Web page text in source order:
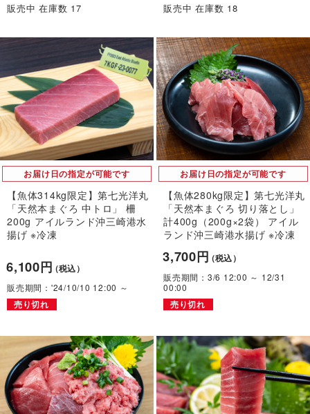
販売中 在庫数 17 販売中 在庫数 18
お届け日の指定が可能です
【魚体314kg限定】第七光洋丸
「天然本まぐろ 中トロ」 柵
200g アイルランド沖三崎港水
揚げ ※冷凍
6,100円（税込）
販売期間：'24/10/10 12:00 ～
売り切れ
お届け日の指定が可能です
【魚体280kg限定】第七光洋丸
「天然本まぐろ 切り落とし」
計400g（200g×2袋） アイル
ランド沖三崎港水揚げ ※冷凍
3,700円（税込）
販売期間：3/6 12:00 ～ 12/31
00:00
売り切れ